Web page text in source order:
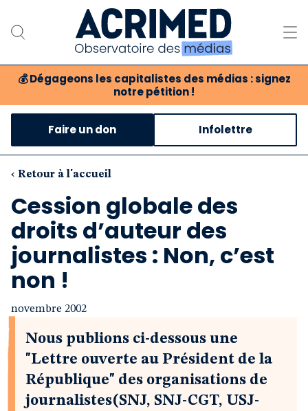
💰 Dégageons les capitalistes des médias : signez
notre pétition !
Notre association
Notre critique des médias
Nos propositions
Notre revue
Boutique
Faire un don Infolettre
‹ Retour à l'accueil
Cession globale des
droits d’auteur des
journalistes : Non, c’est
non !
novembre 2002
Nous publions ci-dessous une
"Lettre ouverte au Président de la
République" des organisations de
journalistes(SNJ, SNJ-CGT, USJ-